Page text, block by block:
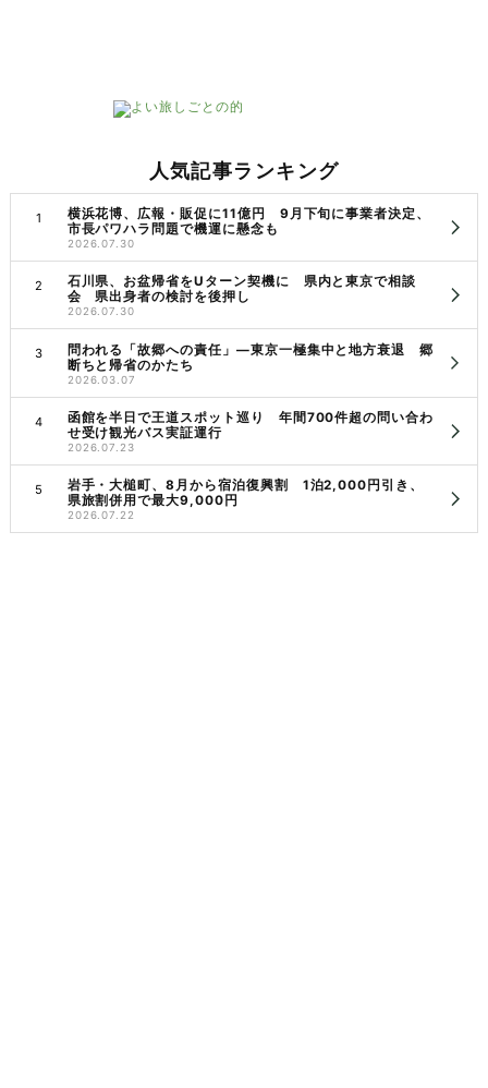
人気記事ランキング
横浜花博、広報・販促に11億円 9月下旬に事業者決定、
市長パワハラ問題で機運に懸念も
2026.07.30
石川県、お盆帰省をUターン契機に 県内と東京で相談
会 県出身者の検討を後押し
2026.07.30
問われる「故郷への責任」―東京一極集中と地方衰退 郷
断ちと帰省のかたち
2026.03.07
函館を半日で王道スポット巡り 年間700件超の問い合わ
せ受け観光バス実証運行
2026.07.23
岩手・大槌町、8月から宿泊復興割 1泊2,000円引き、
県旅割併用で最大9,000円
2026.07.22